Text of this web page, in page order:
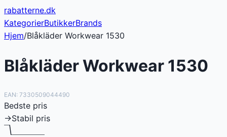
rabatterne.dk
KategorierButikkerBrands
Hjem/Blåkläder Workwear 1530
Blåkläder Workwear 1530
EAN: 7330509044490
Bedste pris
→Stabil pris